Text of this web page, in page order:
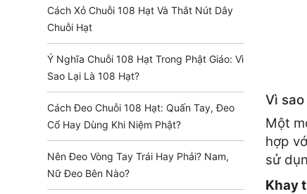
Cách Xỏ Chuỗi 108 Hạt Và Thắt Nút Dây
Chuỗi Hạt
Ý Nghĩa Chuỗi 108 Hạt Trong Phật Giáo: Vì
Sao Lại Là 108 Hạt?
Cách Đeo Chuỗi 108 Hạt: Quấn Tay, Đeo
Cổ Hay Dùng Khi Niệm Phật?
Nên Đeo Vòng Tay Trái Hay Phải? Nam,
Nữ Đeo Bên Nào?
Vì
Một
hợp
sử
Khay